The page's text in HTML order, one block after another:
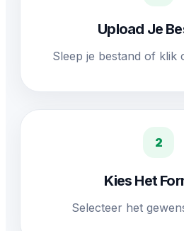
Upload Je
Sleep je bestand of klik
2
Kies Het
Selecteer het